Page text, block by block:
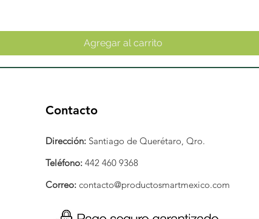
Agregar al carrito
Contacto
Dirección: Santiago de Querétaro, Qro.
Teléfono: 442 460 9368
Correo: contacto@productosmartmexico.com